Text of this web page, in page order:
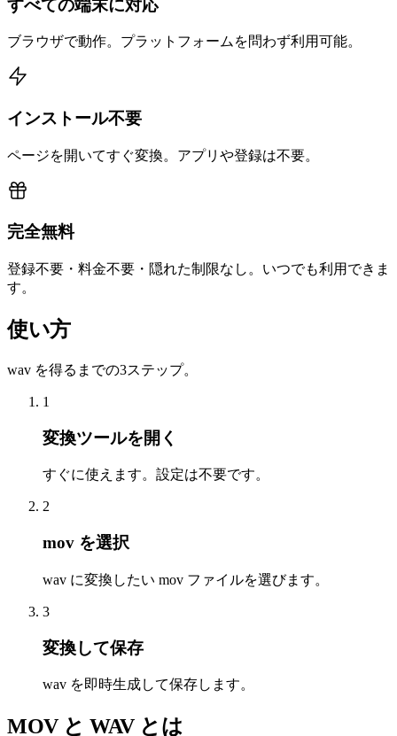
すべての端末に対応
ブラウザで動作。プラットフォームを問わず利用可能。
インストール不要
ページを開いてすぐ変換。アプリや登録は不要。
完全無料
登録不要・料金不要・隠れた制限なし。いつでも利用できま
す。
使い方
wav を得るまでの3ステップ。
1
変換ツールを開く
すぐに使えます。設定は不要です。
2
mov を選択
wav に変換したい mov ファイルを選びます。
3
変換して保存
wav を即時生成して保存します。
MOV と WAV とは